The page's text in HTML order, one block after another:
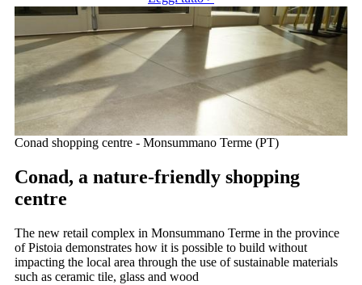
Conad shopping centre - Monsummano Terme (PT)
Conad, a nature-friendly shopping
centre
The new retail complex in Monsummano Terme in the province
of Pistoia demonstrates how it is possible to build without
impacting the local area through the use of sustainable materials
such as ceramic tile, glass and wood